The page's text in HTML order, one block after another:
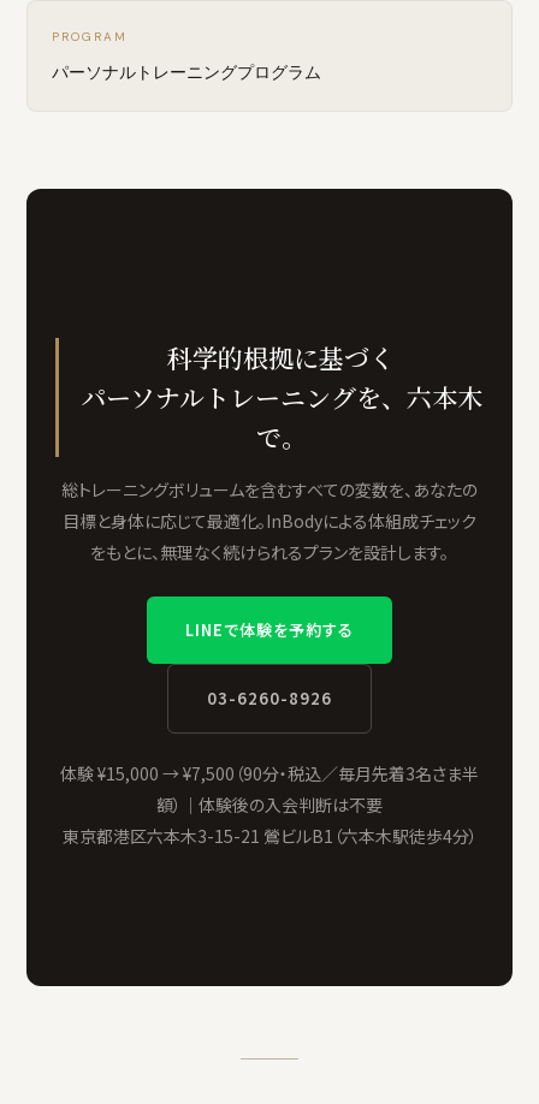
PROGRAM
パーソナルトレーニングプログラム
科学的根拠に基づく
パーソナルトレーニングを、六本木
で。
総トレーニングボリュームを含むすべての変数を、あなたの
目標と身体に応じて最適化。InBodyによる体組成チェック
をもとに、無理なく続けられるプランを設計します。
LINEで体験を予約する
03-6260-8926
体験 ¥15,000 → ¥7,500（90分・税込／毎月先着3名さま半
額）｜体験後の入会判断は不要
東京都港区六本木3-15-21 鶯ビルB1（六本木駅徒歩4分）